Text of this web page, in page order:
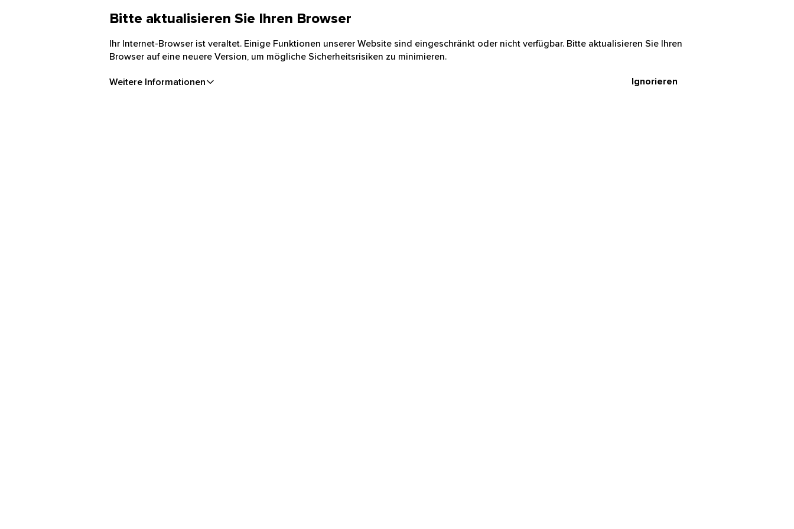
Bitte aktualisieren Sie Ihren Browser
Ihr Internet-Browser ist veraltet. Einige Funktionen unserer Website sind eingeschränkt oder nicht verfügbar. Bitte aktualisieren Sie Ihren
Browser auf eine neuere Version, um mögliche Sicherheitsrisiken zu minimieren.
Weitere Informationen Ignorieren